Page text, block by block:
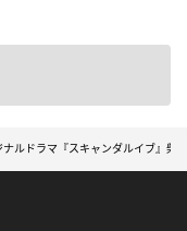
ナルドラマ『スキャンダルイブ』柴